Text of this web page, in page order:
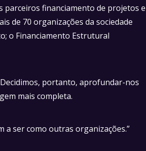
parceiros financiamento de projetos e
de 70 organizações da sociedade
o Financiamento Estrutural
portanto, aprofundar-nos
mais completa.
a ser como outras organizações.”